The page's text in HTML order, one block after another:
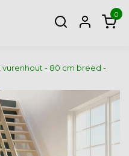
0
- 80 cm breed -